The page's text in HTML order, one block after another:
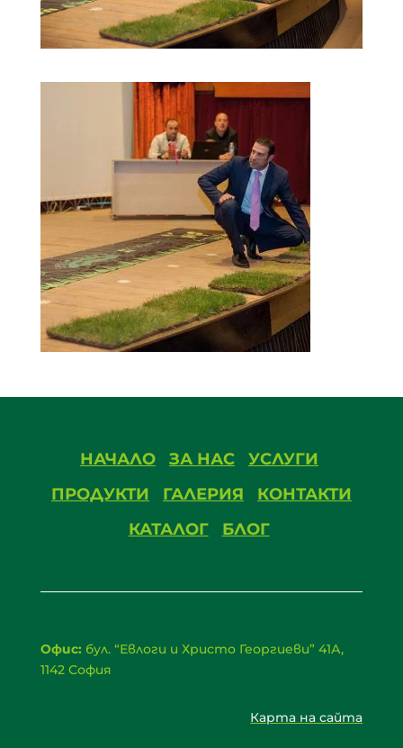
НАЧАЛО ЗА НАС
УСЛУГИ
ПРОДУКТИ
ГАЛЕРИЯ
КОНТАКТИ
КАТАЛОГ
БЛОГ
Офис: бул. “Евлоги и Христо Георгиеви” 41А,
1142 София
Карта на сайта